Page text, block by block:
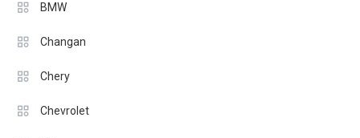
BMW
Changan
Chery
Chevrolet